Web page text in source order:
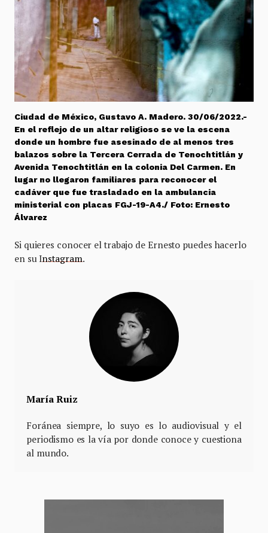
Ciudad de México, Gustavo A. Madero. 30/06/2022.-
En el reflejo de un altar religioso se ve la escena
donde un hombre fue asesinado de al menos tres
balazos sobre la Tercera Cerrada de Tenochtitlán y
Avenida Tenochtitlán en la colonia Del Carmen. En
lugar no llegaron familiares para reconocer el
cadáver que fue trasladado en la ambulancia
ministerial con placas FGJ-19-A4./ Foto: Ernesto
Álvarez
Si quieres conocer el trabajo de Ernesto puedes hacerlo
en su Instagram.
María Ruiz
Foránea siempre, lo suyo es lo audiovisual y el
periodismo es la vía por donde conoce y cuestiona
al mundo.